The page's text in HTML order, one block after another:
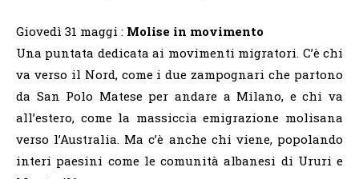
Giovedì 31 maggi : Molise in movimento
Una puntata dedicata ai movimenti migratori. C’è chi
va verso il Nord, come i due zampognari che partono
da San Polo Matese per andare a Milano, e chi va
all’estero, come la massiccia emigrazione molisana
verso l’Australia. Ma c’è anche chi viene, popolando
interi paesini come le comunità albanesi di Ururi e